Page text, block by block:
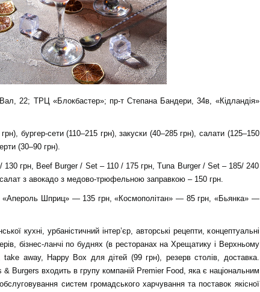
22; ТРЦ «Блокбастер»; пр-т Степана Бандери, 34в, «Кідландія»
бургер-сети (110–215 грн), закуски (40–285 грн), салати (125–150
(30–90 грн).
грн, Beef Burger / Set – 110 / 175 грн, Tuna Burger / Set – 185/ 240
з авокадо з медово-трюфельною заправкою – 150 грн.
Шприц» — 135 грн, «Космополітан» — 85 грн, «Бьянка» —
кухні, урбаністичний інтер’єр, авторські рецепти, концептуальні
бізнес-ланчі по буднях (в ресторанах на Хрещатику і Верхньому
away, Happy Box для дітей (99 грн), резерв столів, доставка.
Burgers входить в групу компаній Premier Food, яка є національним
систем громадського харчування та поставок якісної